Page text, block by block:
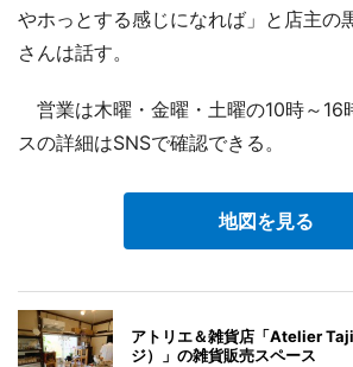
やホっとする感じになれば」と店主の
さんは話す。
営業は木曜・金曜・土曜の10時～16
スの詳細はSNSで確認できる。
地図を見る
アトリエ＆雑貨店「Atelier
ジ）」の雑貨販売スペース